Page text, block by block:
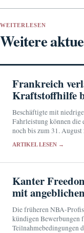
WEITERLESEN
Weitere
Frankreich
Kraftstoffhilfe
Beschäftigte mit
Fahrleistung können
noch bis zum 31.
ARTIKEL LESEN →
Kanter
mit
Die früheren NBA-
kündigen Bewerbungen
Teilnahmebedingungen